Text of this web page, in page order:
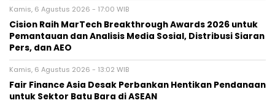
Kamis, 6 Agustus 2026 - 17:00 WIB
Cision Raih MarTech Breakthrough Awards 2026 untuk
Pemantauan dan Analisis Media Sosial, Distribusi Siaran
Pers, dan AEO
Kamis, 6 Agustus 2026 - 13:02 WIB
Fair Finance Asia Desak Perbankan Hentikan Pendanaan
untuk Sektor Batu Bara di ASEAN